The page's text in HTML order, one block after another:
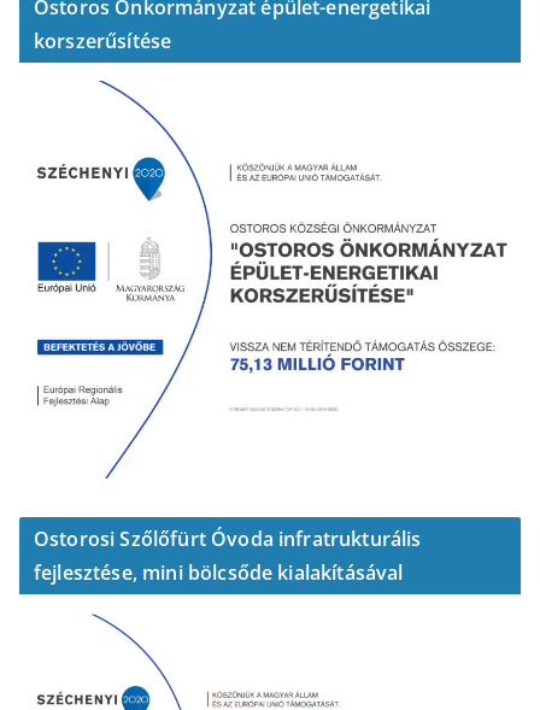
Ostoros Önkormányzat épület-energetikai
korszerűsítése
Ostorosi Szőlőfürt Óvoda infratrukturális
fejlesztése, mini bölcsőde kialakításával